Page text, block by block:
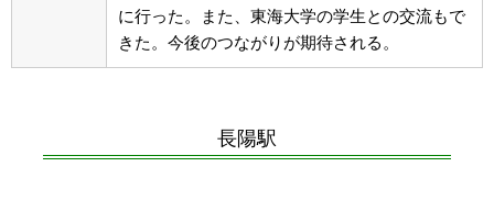
に行った。また、東海大学の学生との交流もで
きた。今後のつながりが期待される。
長陽駅